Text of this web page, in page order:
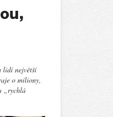
lidí největší
o miliony,
„rychlá